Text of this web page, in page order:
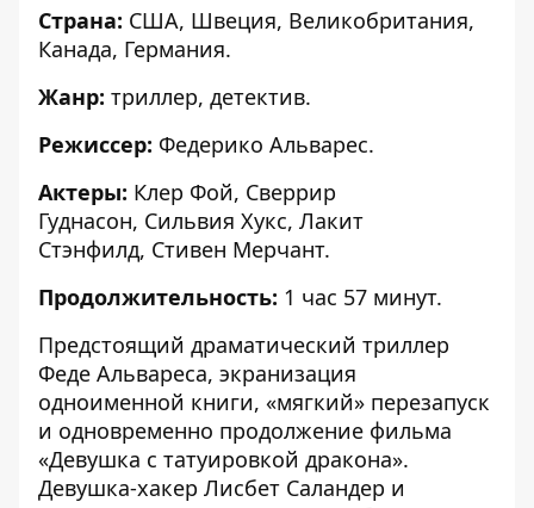
Страна: США, Швеция, Великобритания,
Канада, Германия.
Жанр: триллер, детектив.
Режиссер: Федерико Альварес.
Актеры: Клер Фой, Сверрир
Гуднасон, Сильвия Хукс, Лакит
Стэнфилд, Стивен Мерчант.
Продолжительность: 1 час 57 минут.
Предстоящий драматический триллер
Феде Альвареса, экранизация
одноименной книги, «мягкий» перезапуск
и одновременно продолжение фильма
«Девушка с татуировкой дракона».
Девушка-хакер Лисбет Саландер и